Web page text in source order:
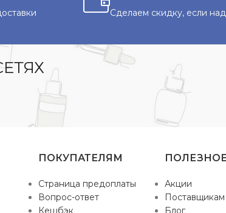
Сделаем скидку, если
ПОКУПАТЕЛЯМ
Страница предоплаты
Вопрос-ответ
Кешбэк
ПОЛЕЗНОЕ
Акции
Поставщикам
Блог